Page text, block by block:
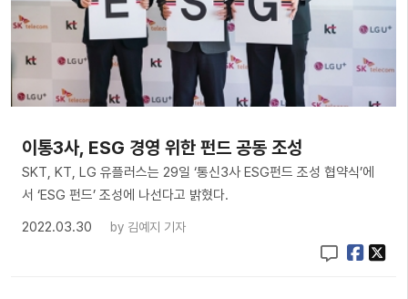
이통3사, ESG 경영 위한 펀드 공동 조성
SKT, KT, LG 유플러스는 29일 ‘통신3사 ESG펀드 조성 협약식’에
서 ‘ESG 펀드’ 조성에 나선다고 밝혔다.
2022.03.30
by 김예지 기자